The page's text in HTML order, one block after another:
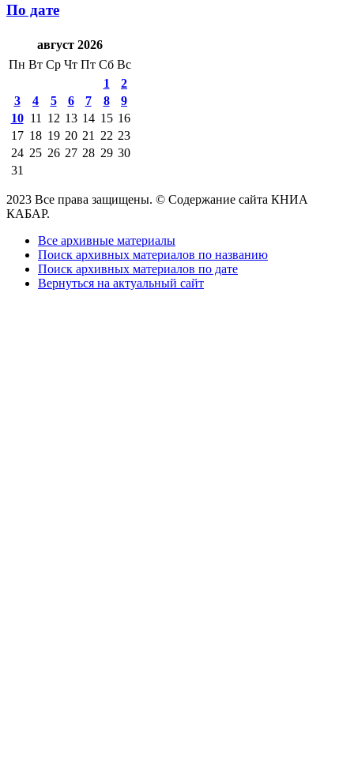
По дате
август 2026
Пн Вт Ср Чт Пт Сб Вс
1
2
3
4 5 6 7 8
9
10 11 12 13 14 15 16
17 18 19 20 21 22 23
24 25 26 27 28 29 30
31
2023 Все права защищены. © Содержание сайта КНИА
КАБАР.
Все архивные материалы
Поиск архивных материалов по названию
Поиск архивных материалов по дате
Вернуться на актуальный сайт